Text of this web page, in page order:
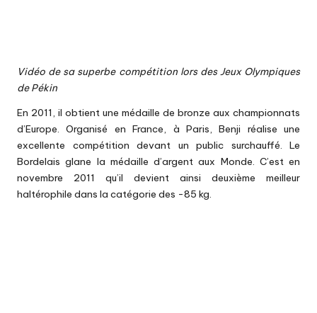
Vidéo de sa superbe compétition lors des Jeux Olympiques
de Pékin
En 2011, il obtient une médaille de bronze aux championnats
d’Europe. Organisé en France, à Paris, Benji réalise une
excellente compétition devant un public surchauffé. Le
Bordelais glane la médaille d’argent aux Monde. C’est en
novembre 2011 qu’il devient ainsi deuxième meilleur
haltérophile dans la catégorie des -85 kg.